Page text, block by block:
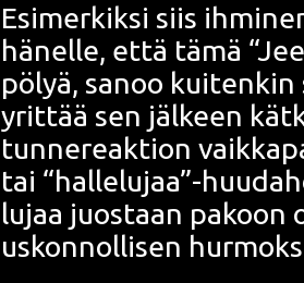
Esi­mer­kik­si siis
hänel­le, että tämä
pö­lyä, sanoo kui­ten­kin
yrit­tää sen jäl­keen
tun­ne­reak­tion
tai “hallelujaa”-
lujaa juos­taan pakoon
uskon­nol­li­sen